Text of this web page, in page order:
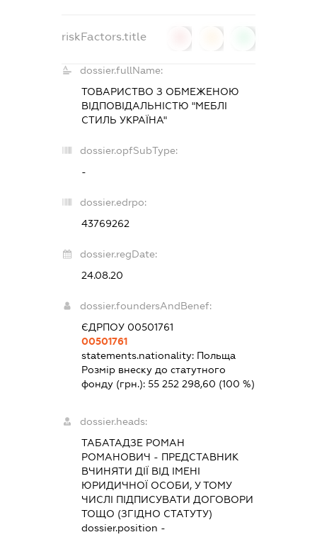
riskFactors.title
dossier.fullName:
ТОВАРИСТВО З ОБМЕЖЕНОЮ
ВІДПОВІДАЛЬНІСТЮ "МЕБЛІ
СТИЛЬ УКРАЇНА"
dossier.opfSubType:
-
dossier.edrpo:
43769262
dossier.regDate:
24.08.20
dossier.foundersAndBenef:
ЄДРПОУ 00501761
00501761
statements.nationality: Польща
Розмір внеску до статутного
фонду (грн.): 55 252 298,60 (100 %)
dossier.heads:
ТАБАТАДЗЕ РОМАН
РОМАНОВИЧ - ПРЕДСТАВНИК
ВЧИНЯТИ ДІЇ ВІД ІМЕНІ
ЮРИДИЧНОЇ ОСОБИ, У ТОМУ
ЧИСЛІ ПІДПИСУВАТИ ДОГОВОРИ
ТОЩО (ЗГІДНО СТАТУТУ)
dossier.position -